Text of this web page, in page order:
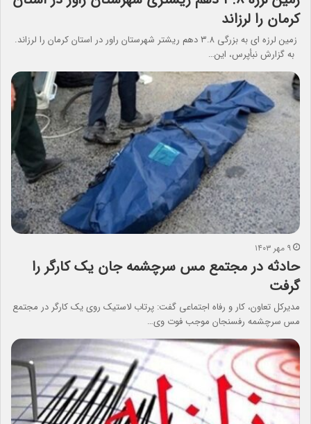
کرمان را لرزاند
زمین لرزه ای به بزرگی ۳.۸ دهم ریشتر شهرستان راور در استان کرمان را لرزاند.
به گزارش نبأپرس، این…
۹ مهر ۱۴۰۳
حادثه در مجتمع مس سرچشمه جان یک کارگر را
گرفت
مدیرکل تعاون، کار و رفاه اجتماعی گفت: پرتاب لاستیک روی یک کارگر در مجتمع
مس سرچشمه رفسنجان موجب فوت وی…